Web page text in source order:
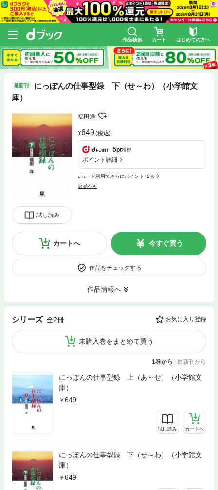
作品検索 カート はじめての方へ
最新刊
にっぽんの仕事型録 下（せ～わ）（小学館文
庫）
試し読み
福田洋
649(税込)
5pt獲得
ポイント詳細
dカード利用でさらにポイント+2%
返品不可
カートへ 今すぐ買う
作品をチェックする
作品情報へ
シリーズ 全2冊 お気に入り登録
未購入巻をまとめて買う
1巻から 最新刊から
にっぽんの仕事型録 上（あ～せ）（小学館文
庫）
649
試し読み カートへ
にっぽんの仕事型録 下（せ～わ）（小学館文
庫）
649